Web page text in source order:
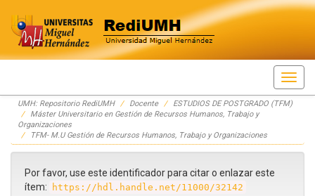
Skip
navigation
UMH: Repositorio RediUMH Docente
ESTUDIOS DE POSTGRADO (TFM)
Máster Universitario en Gestión de Recursos Humanos, Trabajo y
Organizaciones
TFM- M.U Gestión de Recursos Humanos, Trabajo y Organizaciones
Por favor, use este identificador para citar o enlazar este
ítem:
https://hdl.handle.net/11000/32142